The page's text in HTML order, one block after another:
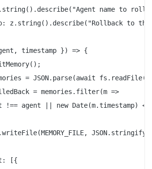
name to
z.string().describe("Rollback to
timestamp }) => {
= JSON.parse(await
= memories.filter(m =>
!== agent || new Date(m.timestamp)
[{